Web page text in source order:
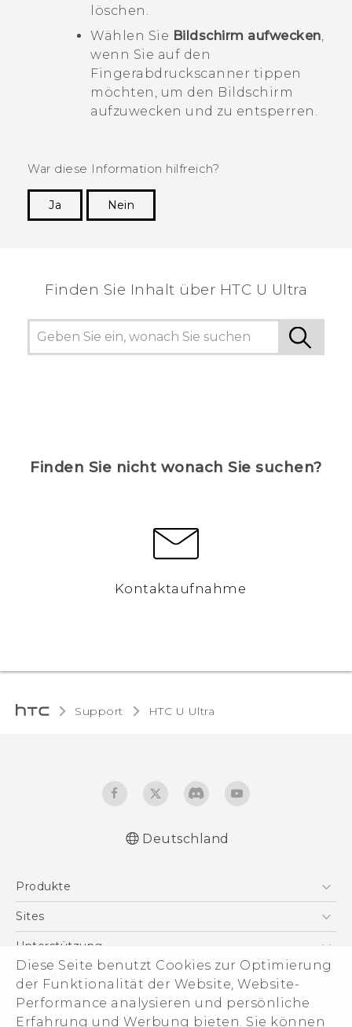
Diese Seite benutzt Cookies zur Optimierung
der Funktionalität der Website, Website-
Performance analysieren und persönliche
Erfahrung und Werbung bieten. Sie können
löschen.
Wählen Sie Bildschirm aufwecken,
wenn Sie auf den
Fingerabdruckscanner tippen
möchten, um den Bildschirm
aufzuwecken und zu entsperren.
War diese Information hilfreich?
Ja
Nein
Finden Sie Inhalt über‎ HTC U Ultra
Finden Sie nicht wonach Sie suchen?
Kontaktaufnahme
Support HTC U Ultra‎
behördliche Bestimmungen
English - Quick start guide
English - User manual
English - Safety and regulatory guide
Deutschland
Produkte
Smartphones
VIVE
Zubehör
Sites
HTC Dev
HTC Vive
Unterstützung
Unterstützung
eCommerce Support
Über HTC
ESG